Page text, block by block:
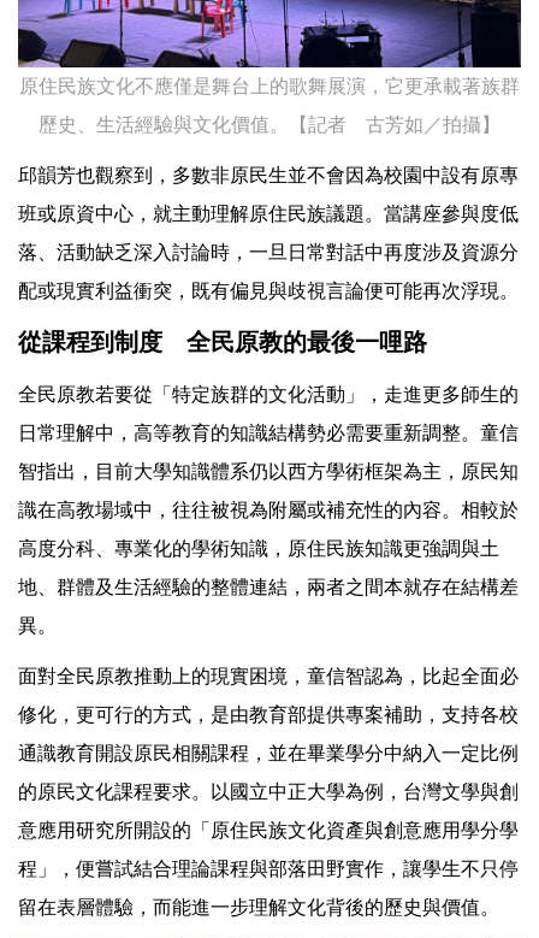
原住民族文化不應僅是舞台上的歌舞展演，它更承載著族群
歷史、生活經驗與文化價值。【記者 古芳如／拍攝】
邱韻芳也觀察到，多數非原民生並不會因為校園中設有原專
班或原資中心，就主動理解原住民族議題。當講座參與度低
落、活動缺乏深入討論時，一旦日常對話中再度涉及資源分
配或現實利益衝突，既有偏見與歧視言論便可能再次浮現。
從課程到制度 全民原教的最後一哩路
全民原教若要從「特定族群的文化活動」，走進更多師生的
日常理解中，高等教育的知識結構勢必需要重新調整。童信
智指出，目前大學知識體系仍以西方學術框架為主，原民知
識在高教場域中，往往被視為附屬或補充性的內容。相較於
高度分科、專業化的學術知識，原住民族知識更強調與土
地、群體及生活經驗的整體連結，兩者之間本就存在結構差
異。
面對全民原教推動上的現實困境，童信智認為，比起全面必
修化，更可行的方式，是由教育部提供專案補助，支持各校
通識教育開設原民相關課程，並在畢業學分中納入一定比例
的原民文化課程要求。以國立中正大學為例，台灣文學與創
意應用研究所開設的「原住民族文化資產與創意應用學分學
程」，便嘗試結合理論課程與部落田野實作，讓學生不只停
留在表層體驗，而能進一步理解文化背後的歷史與價值。